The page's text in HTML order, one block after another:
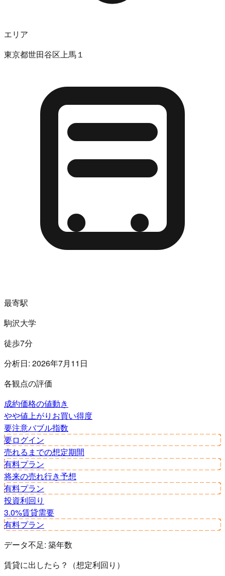
エリア
東京都世田谷区上馬１
最寄駅
駒沢大学
徒歩7分
分析日: 2026年7月11日
各観点の評価
成約価格の値動き
やや値上がり お買い得度
要注意バブル指数
要ログイン
売れるまでの想定期間
有料プラン
将来の売れ行き予想
有料プラン
投資利回り
3.0%賃貸需要
有料プラン
データ不足: 築年数
賃貸に出したら？（想定利回り）